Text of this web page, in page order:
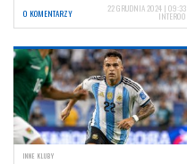
0 KOMENTARZY 22 GRUDNIA 2024 | 09:33
INTER00
INNE KLUBY